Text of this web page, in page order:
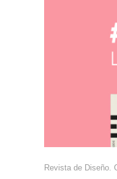
Revista de Diseño.